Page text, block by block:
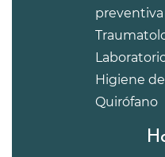
preventiva
Higiene
Quirófano